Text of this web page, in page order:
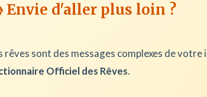
Envie d'aller plus loin ?
rêves sont des messages complexes de
Officiel des Rêves.